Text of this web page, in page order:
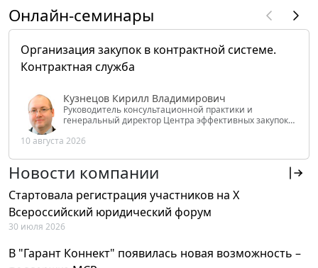
Онлайн-семинары
Организация закупок в контрактной системе.
Контрактная служба
Кузнецов Кирилл Владимирович
Руководитель консультационной практики и
генеральный директор Центра эффективных закупок
РФ
10 августа 2026
Новости компании
Стартовала регистрация участников на X
Всероссийский юридический форум
30 июля 2026
В "Гарант Коннект" появилась новая возможность –